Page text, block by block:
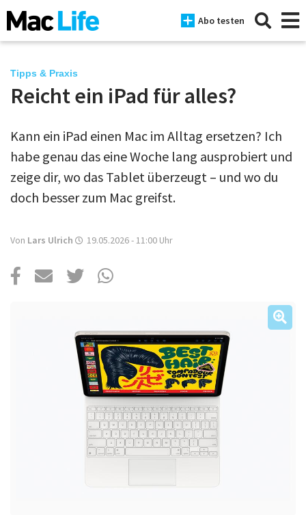
Abo testen
iPhone
Mac
iPad
Magazine
Anmelden
Tipps & Praxis
Reicht ein iPad für alles?
Kann ein iPad einen Mac im Alltag ersetzen? Ich
habe genau das eine Woche lang ausprobiert und
zeige dir, wo das Tablet überzeugt – und wo du
doch besser zum Mac greifst.
Von Lars Ulrich 19.05.2026 - 11:00 Uhr